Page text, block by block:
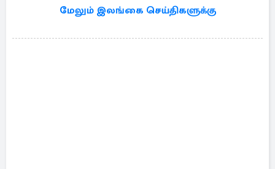
மேலும் இலங்கை செய்திகளுக்கு